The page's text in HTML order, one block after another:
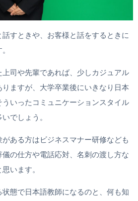
すときや、お客様と話をするときに
上司や先輩であれば、少しカジュアル
ますが、大学卒業後にいきなり日本
いったコミュニケーションスタイル
でしょう。
ある方はビジネスマナー研修なども
の仕方や電話応対、名刺の渡し方な
います。
態で日本語教師になるのと、何も知